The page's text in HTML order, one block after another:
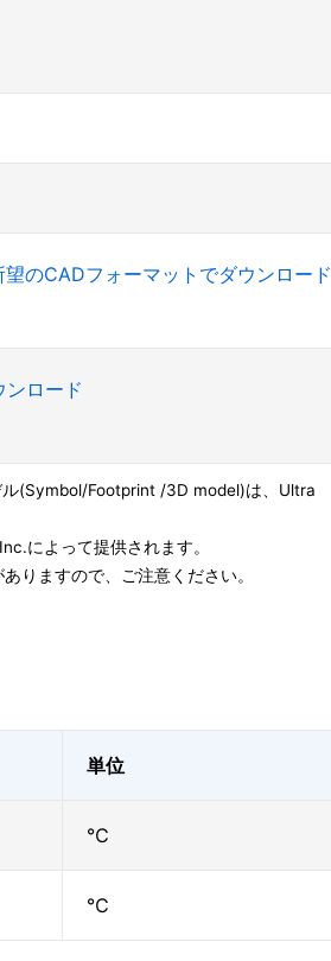
望のCADフォーマットでダウンロード
ロード
(Symbol/Footprint /3D model)は、Ultra
によって提供されます。
りますので、ご注意ください。
単位
℃
℃